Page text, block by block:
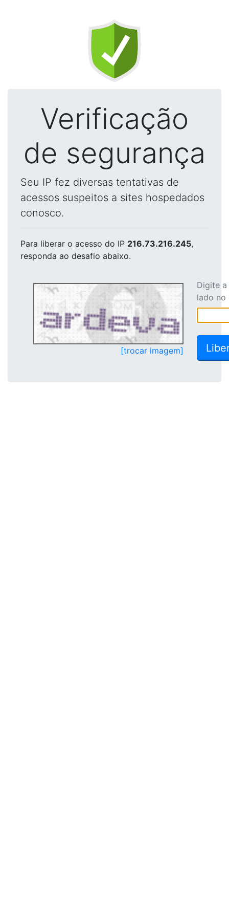
Verificação
de segurança
Seu IP fez diversas tentativas de
acessos suspeitos a sites hospedados
conosco.
Para liberar o acesso do IP 216.73.216.245,
responda ao desafio abaixo.
[trocar imagem]
Digite
lado no